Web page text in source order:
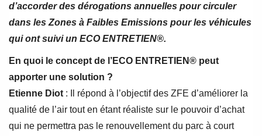
d’accorder des dérogations annuelles pour circuler
dans les Zones à Faibles Emissions pour les véhicules
qui ont suivi un ECO ENTRETIEN®.
En quoi le concept de l’ECO ENTRETIEN® peut
apporter une solution ?
Etienne Diot : Il répond à l’objectif des ZFE d’améliorer la
qualité de l’air tout en étant réaliste sur le pouvoir d’achat
qui ne permettra pas le renouvellement du parc à court